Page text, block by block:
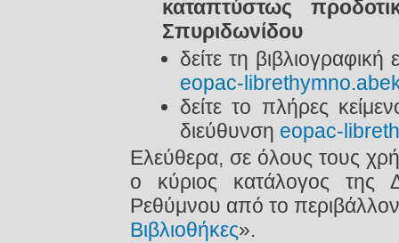
καταπτύστως
Σπυριδωνίδου
δείτε τη
eopac-
δείτε το πλήρες
διεύθυνση eopac-
Ελεύθερα, σε όλους τους
ο κύριος κατάλογος της
Ρεθύμνου από το
Βιβλιοθήκες».